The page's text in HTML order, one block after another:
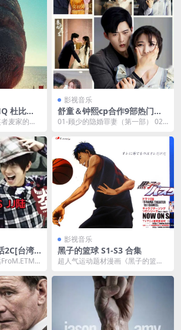
杜比视
麦家的三
述...
影视音乐
舒童＆钟熙cp合作9部热门短
剧夸克网盘下载
01-顾少的隐婚罪妻（第一部） 02-
少的落跑...
2C[台湾
影视音乐
黑子的篮球 S1-S3 合集
超人气运动题材漫画《黑子的篮
的体育类动漫作品之一。...